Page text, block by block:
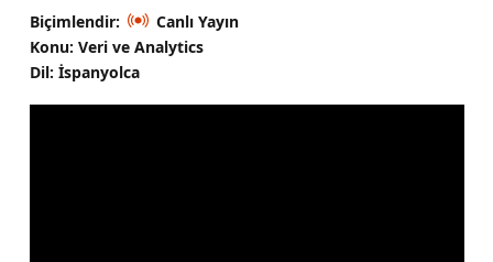
Biçimlendir:
Canlı Yayın
Konu: Veri ve Analytics
Dil: İspanyolca